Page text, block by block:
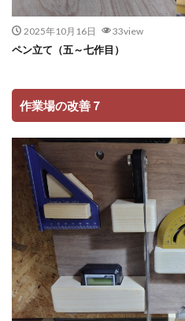
2025年10月16日 33view
ペン立て（五～七作目）
作業場の改善７